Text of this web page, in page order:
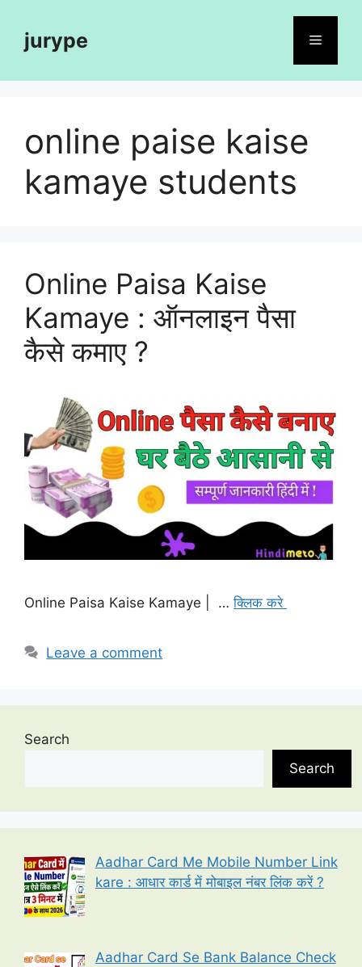
contentjurype Menu
online paise kaise
kamaye students
Online Paisa Kaise
Kamaye : ऑनलाइन पैसा
कैसे कमाए ?
Online Paisa Kaise Kamaye | …क्लिक करे
Leave a comment
Search
Search
Aadhar Card Me Mobile Number Link
kare : आधार कार्ड में मोबाइल नंबर लिंक करें ?
Aadhar Card Se Bank Balance Check